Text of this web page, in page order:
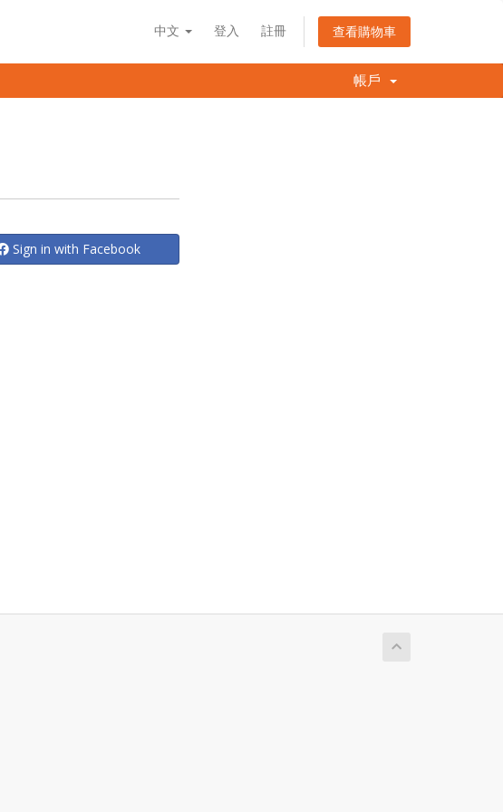
中文 登入 註冊 查看購物車
帳戶
Sign in with Facebook